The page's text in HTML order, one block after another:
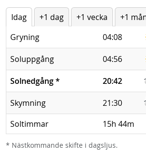
Idag +1 dag +1 vecka
+1
Gryning
04:08
Soluppgång 04:56
Solnedgång* 20:42
Skymning 21:30
Soltimmar 15h 44m
* Nästkommande skifte i dagsljus.